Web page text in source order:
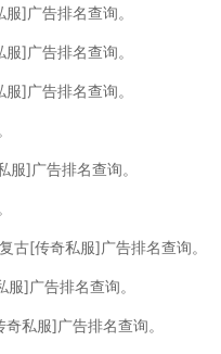
]广告排名查询。
]广告排名查询。
]广告排名查询。
]广告排名查询。
[传奇私服]广告排名查询。
广告排名查询。
私服]广告排名查询。